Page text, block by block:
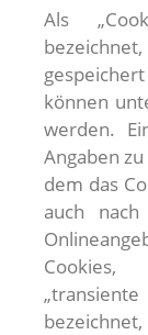
Als
können
werden.
Angaben
dem das
auch
Cookies,